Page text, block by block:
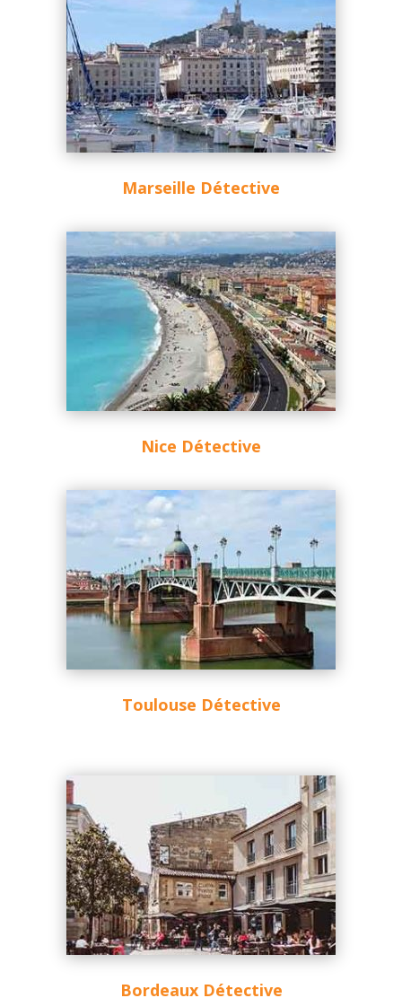
Marseille Détective
Nice Détective
Toulouse Détective
Bordeaux Détective